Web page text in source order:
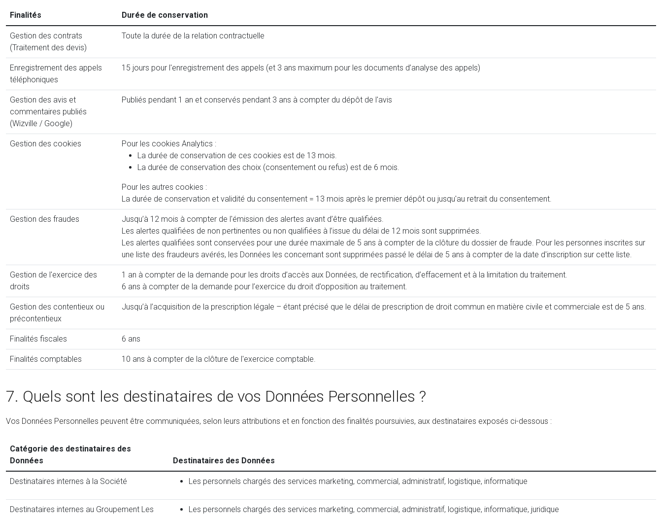
Finalités Durée de conservation
Gestion des contrats
(Traitement des devis)
Toute la durée de la relation contractuelle
Enregistrement des appels
téléphoniques
15 jours pour l'enregistrement des appels (et 3 ans maximum pour les documents d’analyse des appels)
Gestion des avis et
commentaires publiés
(Wizville / Google)
Publiés pendant 1 an et conservés pendant 3 ans à compter du dépôt de l'avis
Gestion des cookies
Pour les cookies Analytics :
La durée de conservation de ces cookies est de 13 mois.
La durée de conservation des choix (consentement ou refus) est de 6 mois.
Pour les autres cookies :
La durée de conservation et validité du consentement = 13 mois après le premier dépôt ou jusqu'au retrait du consentement.
Gestion des fraudes
Jusqu’à 12 mois à compter de l'émission des alertes avant d’être qualifiées.
Les alertes qualifiées de non pertinentes ou non qualifiées à l’issue du délai de 12 mois sont supprimées.
Les alertes qualifiées sont conservées pour une durée maximale de 5 ans à compter de la clôture du dossier de fraude. Pour les personnes inscrites sur
une liste des fraudeurs avérés, les Données les concernant sont supprimées passé le délai de 5 ans à compter de la date d'inscription sur cette liste.
Gestion de l'exercice des
droits
1 an à compter de la demande pour les droits d’accès aux Données, de rectification, d’effacement et à la limitation du traitement.
6 ans à compter de la demande pour l’exercice du droit d’opposition au traitement.
Gestion des contentieux ou
précontentieux
Jusqu’à l’acquisition de la prescription légale – étant précisé que le délai de prescription de droit commun en matière civile et commerciale est de 5 ans.
Finalités fiscales 6 ans
Finalités comptables 10 ans à compter de la clôture de l'exercice comptable.
7. Quels sont les destinataires de vos Données Personnelles ?
Vos Données Personnelles peuvent être communiquées, selon leurs attributions et en fonction des finalités poursuivies, aux destinataires exposés ci-dessous :
Catégorie des destinataires des
Données
Destinataires des Données
Destinataires internes à la Société Les personnels chargés des services marketing, commercial, administratif, logistique, informatique
Destinataires internes au Groupement Les
Les personnels chargés des services marketing, commercial, administratif, logistique, informatique, juridique